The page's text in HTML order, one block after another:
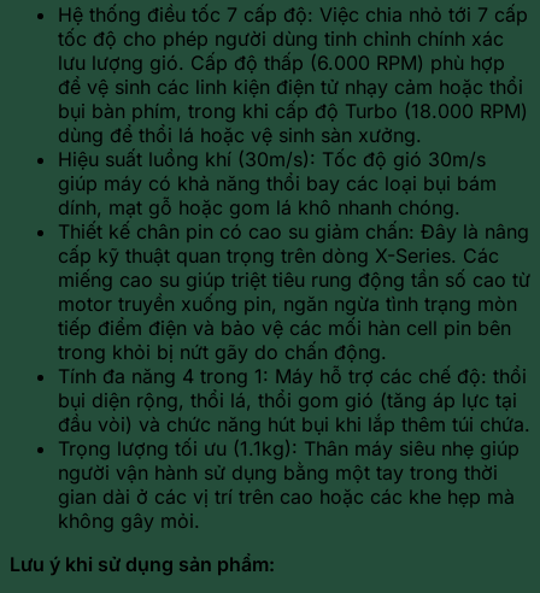
Hệ thống điều tốc 7 cấp độ: Việc chia nhỏ tới 7 cấp
tốc độ cho phép người dùng tinh chỉnh chính xác
lưu lượng gió. Cấp độ thấp (6.000 RPM) phù hợp
để vệ sinh các linh kiện điện tử nhạy cảm hoặc thổi
bụi bàn phím, trong khi cấp độ Turbo (18.000 RPM)
dùng để thổi lá hoặc vệ sinh sàn xưởng.
Hiệu suất luồng khí (30m/s): Tốc độ gió 30m/s
giúp máy có khả năng thổi bay các loại bụi bám
dính, mạt gỗ hoặc gom lá khô nhanh chóng.
Thiết kế chân pin có cao su giảm chấn: Đây là nâng
cấp kỹ thuật quan trọng trên dòng X-Series. Các
miếng cao su giúp triệt tiêu rung động tần số cao từ
motor truyền xuống pin, ngăn ngừa tình trạng mòn
tiếp điểm điện và bảo vệ các mối hàn cell pin bên
trong khỏi bị nứt gãy do chấn động.
Tính đa năng 4 trong 1: Máy hỗ trợ các chế độ: thổi
bụi diện rộng, thổi lá, thổi gom gió (tăng áp lực tại
đầu vòi) và chức năng hút bụi khi lắp thêm túi chứa.
Trọng lượng tối ưu (1.1kg): Thân máy siêu nhẹ giúp
người vận hành sử dụng bằng một tay trong thời
gian dài ở các vị trí trên cao hoặc các khe hẹp mà
không gây mỏi.
Lưu ý khi sử dụng sản phẩm: